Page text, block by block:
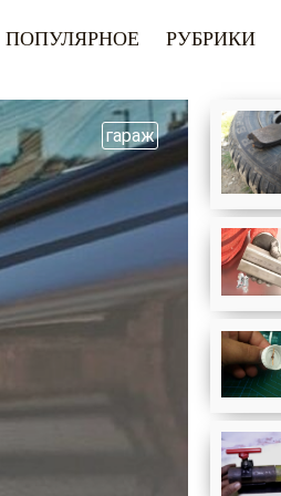
ПОПУЛЯРНОЕ РУБРИКИ
гараж